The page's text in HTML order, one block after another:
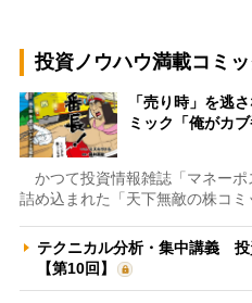
投資ノウハウ満載コミ
「売り時」を逃
ミック「俺がカ
かつて投資情報雑誌「マネー
詰め込まれた「天下無敵の株コミ
テクニカル分析・集中講義 投
【第10回】